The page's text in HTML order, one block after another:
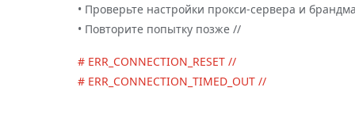
• Проверьте настройки прокси-сервера и
• Повторите попытку позже //
# ERR_CONNECTION_RESET //
# ERR_CONNECTION_TIMED_OUT //